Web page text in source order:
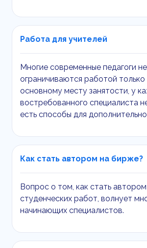
Работа для учителей
Многие современные педагоги не
ограничиваются работой только
основному месту занятости, у
востребованного специалиста
есть способы для
Как стать автором на бирже?
Вопрос о том, как стать автором
студенческих работ, волнует
начинающих специалистов.